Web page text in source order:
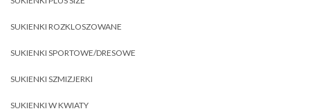
SUKIENKI ROZKLOSZOWANE
SUKIENKI SPORTOWE/DRESOWE
SUKIENKI SZMIZJERKI
SUKIENKI W KWIATY